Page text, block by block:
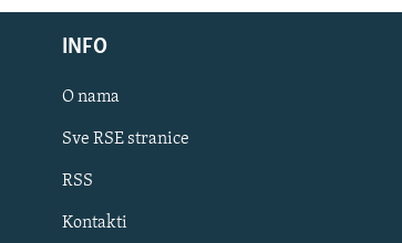
INFO
O nama
Sve RSE stranice
RSS
Kontakti